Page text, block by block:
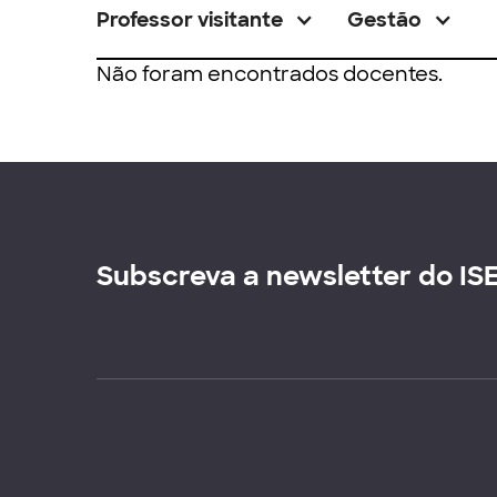
Professor visitante Gestão
Não foram encontrados docentes.
Subscreva a newsletter do